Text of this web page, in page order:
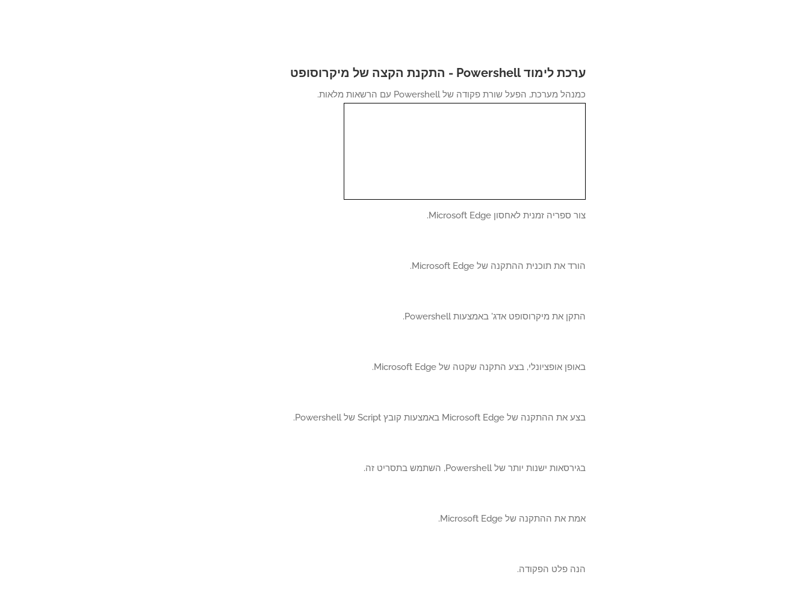
ערכת לימוד Powershell - התקנת הקצה של מיקרוסופט
כמנהל מערכת, הפעל שורת פקודה של Powershell עם הרשאות מלאות.
צור ספריה זמנית לאחסון Microsoft Edge.
הורד את תוכנית ההתקנה של Microsoft Edge.
התקן את מיקרוסופט אדג' באמצעות Powershell.
באופן אופציונלי, בצע התקנה שקטה של Microsoft Edge.
בצע את ההתקנה של Microsoft Edge באמצעות קובץ Script של Powershell.
בגירסאות ישנות יותר של Powershell, השתמש בתסריט זה.
אמת את ההתקנה של Microsoft Edge.
הנה פלט הפקודה.